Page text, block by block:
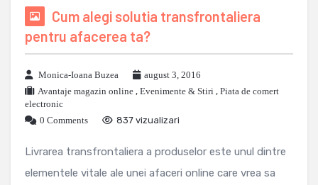
Cum alegi solutia transfrontaliera
pentru afacerea ta?
Monica-Ioana Buzea
august 3, 2016
Avantaje magazin online , Evenimente & Stiri , Piata de comert
electronic
0 Comments
837 vizualizari
Livrarea transfrontaliera a produselor este unul dintre
elementele vitale ale unei afaceri online care vrea sa